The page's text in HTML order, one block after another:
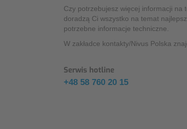
Czy potrzebujesz więcej informacji na
doradzą Ci wszystko na temat
potrzebne informacje techniczne.
W zakładce kontakty/Nivus Polska
Serwis hotline
+48 58 760 20 15